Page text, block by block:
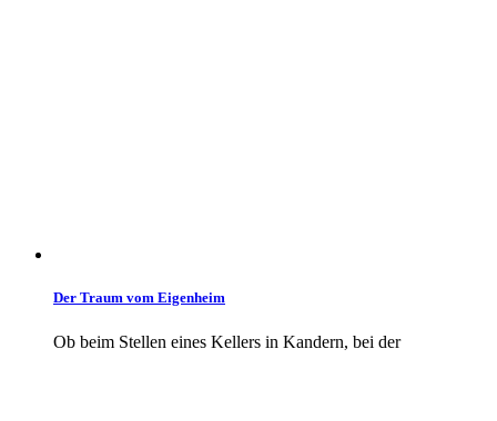
Der Traum vom Eigenheim
Ob beim Stellen eines Kellers in Kandern, bei der